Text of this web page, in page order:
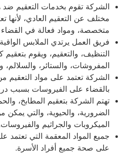
الشركة تقوم بخدمات التعقيم
مختلف عن التعقيم العادي، لأنها
متخصصة، ومواد فعالة في
فريق العمل يرتدي الملابس
التنظيف، والتعقيم، ويقوم
المفروشات، والستائر، والسلالم،
الشركة تعتمد على مواد التعقيم
بالقضاء على الفيروسات بسبب
تهتم الشركة بتعقيم المطابخ،
الضرورية، والحيوية، والتي يمكن
الميكروبات والجراثيم
جميع المواد المعقمة التي تعتمد
على صحة جميع أفراد الأسرة.